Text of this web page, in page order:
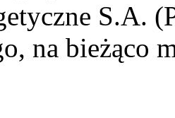
S.A.
na bieżąco